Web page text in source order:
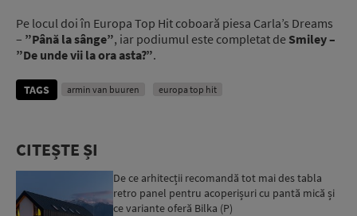
Pe locul doi în Europa Top Hit coboară piesa Carla’s Dreams
– ”Până la sânge”, iar podiumul este completat de Smiley –
”De unde vii la ora asta?”.
TAGS armin van buuren europa top hit
CITEȘTE ȘI
De ce arhitecții recomandă tot mai des tabla
retro panel pentru acoperișuri cu pantă mică și
ce variante oferă Bilka (P)